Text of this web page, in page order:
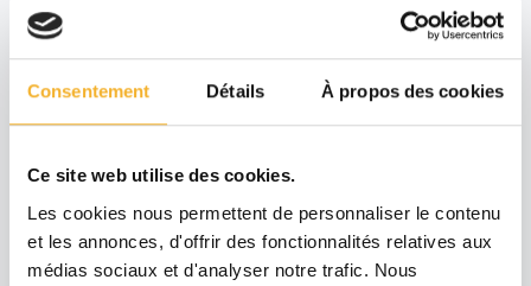
Consentement Détails À propos des cookies
Ce site web utilise des cookies.
Les cookies nous permettent de personnaliser le contenu
et les annonces, d'offrir des fonctionnalités relatives aux
médias sociaux et d'analyser notre trafic. Nous
des poubelles noires classiques une poubelle
dédiée aux produits recyclables.
En ce qui concerne les déchets biodégradables,
été construit
et mis en place par Simon Renault et Gilles
Jamois. Tous les jeunes sont ainsi sensibilisés